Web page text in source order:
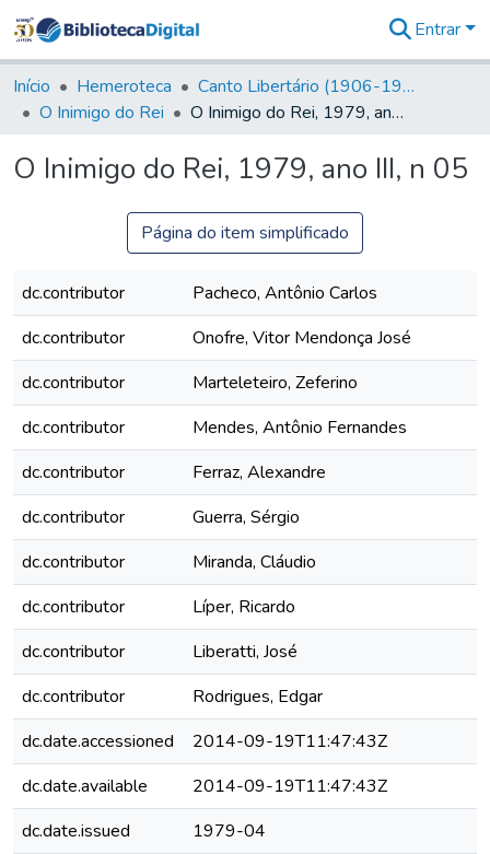
&
Coleções
Tudo na
Digital
Entrar
Início Hemeroteca
Canto Libertário (1906-1995)
O Inimigo do Rei
O Inimigo do Rei, 1979, ano III, n 05
O Inimigo do Rei, 1979, ano III, n 05
Página do item simplificado
dc.contributor
Pacheco, Antônio Carlos
dc.contributor
Onofre, Vitor Mendonça José
dc.contributor
Marteleteiro, Zeferino
dc.contributor
Mendes, Antônio Fernandes
dc.contributor
Ferraz, Alexandre
dc.contributor
Guerra, Sérgio
dc.contributor
Miranda, Cláudio
dc.contributor
Líper, Ricardo
dc.contributor
Liberatti, José
dc.contributor
Rodrigues, Edgar
dc.date.accessioned
2014-09-19T11:47:43Z
dc.date.available
2014-09-19T11:47:43Z
dc.date.issued
1979-04